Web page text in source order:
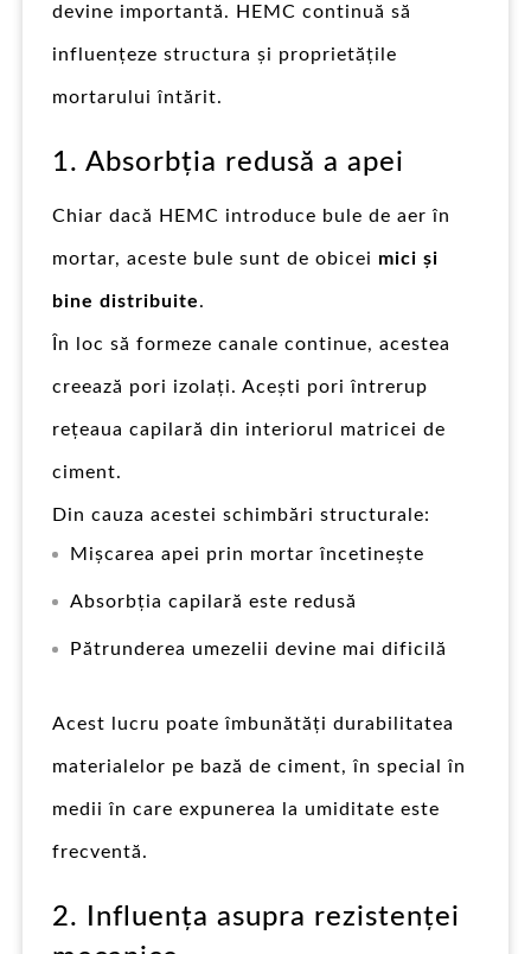
devine importantă. HEMC continuă să
influențeze structura și proprietățile
mortarului întărit.
1. Absorbția redusă a apei
Chiar dacă HEMC introduce bule de aer în
mortar, aceste bule sunt de obicei mici și
bine distribuite.
În loc să formeze canale continue, acestea
creează pori izolați. Acești pori întrerup
rețeaua capilară din interiorul matricei de
ciment.
Din cauza acestei schimbări structurale:
Mișcarea apei prin mortar încetinește
Absorbția capilară este redusă
Pătrunderea umezelii devine mai dificilă
Acest lucru poate îmbunătăți durabilitatea
materialelor pe bază de ciment, în special în
medii în care expunerea la umiditate este
frecventă.
2. Influența asupra rezistenței